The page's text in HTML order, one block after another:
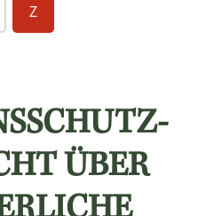
Z
ÜBER